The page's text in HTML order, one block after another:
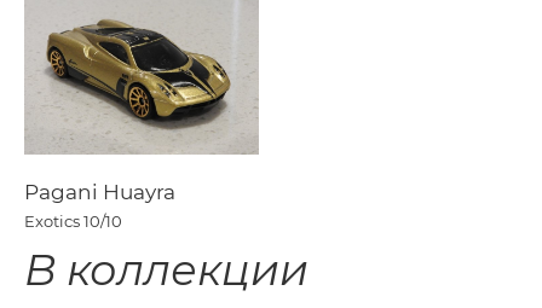
Pagani Huayra
Exotics10/10
В коллекции